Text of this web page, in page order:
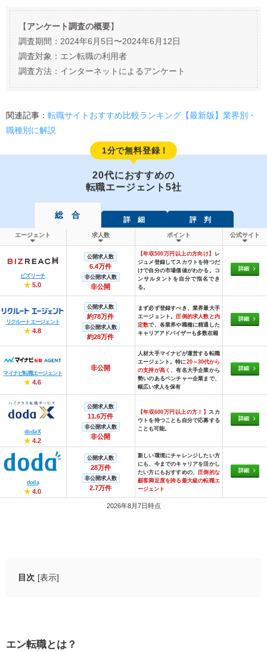
【アンケート調査の概要】
調査期間：2024年6月5日〜2024年6月12日
調査対象：エン転職の利用者
調査方法：インターネットによるアンケート
関連記事： 転職サイトおすすめ比較ランキング【最新版】業界別・
職種別に解説
1分で無料登録！
20代におすすめの
転職エージェント5社
総 合 詳 細 評 判
エージェント 求人数 ポイント 公式サイト
ビズリーチ
★ 5.0
公開求人数
6.4万件
非公開求人数
非公開
【年収500万円以上の方向け】
レ
ジュメ登録してスカウトを待つだ
けで自分の市場価値がわかる。コ
ンサルタントを自分で指名でき
る。
詳細
リクルートエージェント
★ 4.8
公開求人数
約78万件
非公開求人数
約28万件
まず必ず登録すべき、業界最大手
エージェント。圧倒的求人数と内
定数で、各業界や職種に精通した
キャリアアドバイザーも多数在籍
詳細
マイナビ転職エージェント
★ 4.6
非公開
人材大手マイナビが運営する転職
エージェント。特に20～30代から
の支持が高く 、有名大手企業から
勢いのあるベンチャー企業まで、
幅広い求人を保有
詳細
doda X
★ 4.2
公開求人数
11.6万件
非公開求人数
非公開
【年収600万円以上の方！】スカ
ウトを待つことも自分で応募する
ことも可能。
詳細
doda
★ 4.0
公開求人数
28万件
非公開求人数
2.7万件
新しい環境にチャレンジしたい方
にも、今までのキャリアを活かし
たい方にもおすすめの、圧倒的な
顧客満足度を誇る最大級の転職エ
ージェント
詳細
2026年8月7日時点
目次 [表示]
若手向けの求人が多いから、20代・第二新卒でも経
エン転職とは？